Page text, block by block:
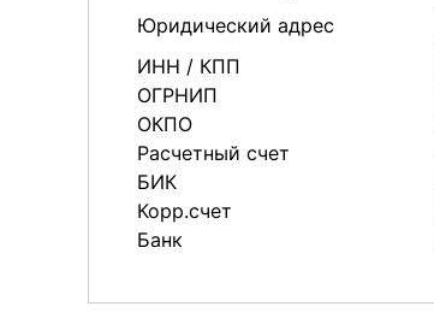
Юридический адрес
ИНН / КПП
ОГРНИП
ОКПО
Расчетный счет
БИК
Корр.счет
Банк